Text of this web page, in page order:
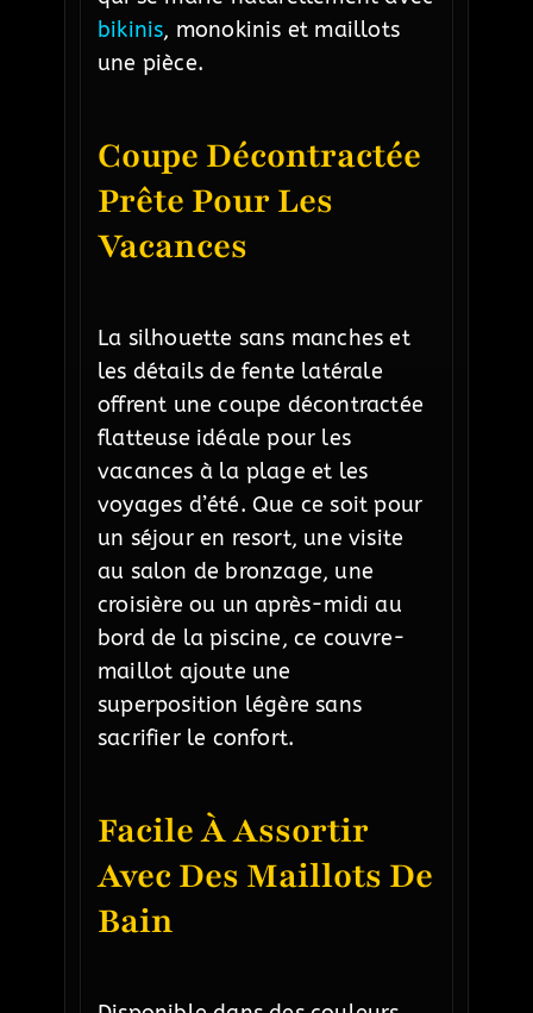
bikinis, monokinis et maillots
une pièce.
Coupe Décontractée
Prête Pour Les
Vacances
La silhouette sans manches et
les détails de fente latérale
offrent une coupe décontractée
flatteuse idéale pour les
vacances à la plage et les
voyages d’été. Que ce soit pour
un séjour en resort, une visite
au salon de bronzage, une
croisière ou un après-midi au
bord de la piscine, ce couvre-
maillot ajoute une
superposition légère sans
sacrifier le confort.
Facile À Assortir
Avec Des Maillots De
Bain